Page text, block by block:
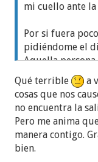
mi cuello ante
Por si fuera
pidiéndome el
Aquella
bíblico de que
me convenció
de que me fue
le daba el
judicial en mi
hija de una
congregación,
Qué terrible
a
cosas que nos
no encuentra la
Pero me anima
manera contigo.
bien.